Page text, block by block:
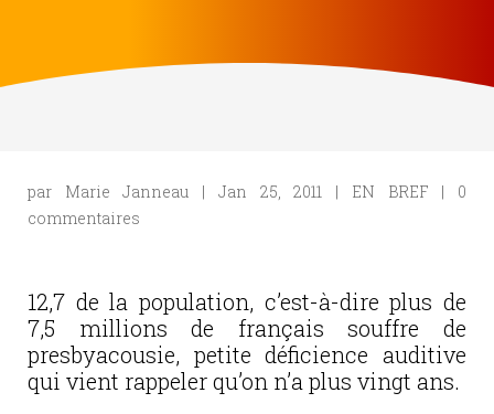
par Marie Janneau | Jan 25, 2011 | EN BREF | 0
commentaires
12,7 de la population, c’est-à-dire plus de
7,5 millions de français souffre de
presbyacousie, petite déficience auditive
qui vient rappeler qu’on n’a plus vingt ans.